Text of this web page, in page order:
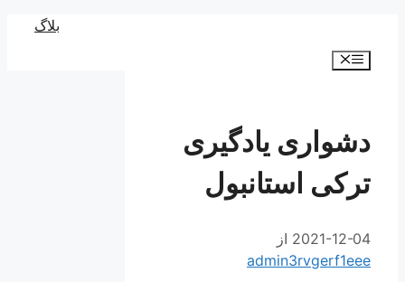
بلاگ
فهرست
دشواری یادگیری
ترکی استانبول
2021-12-04 از
admin3rvgerf1eee